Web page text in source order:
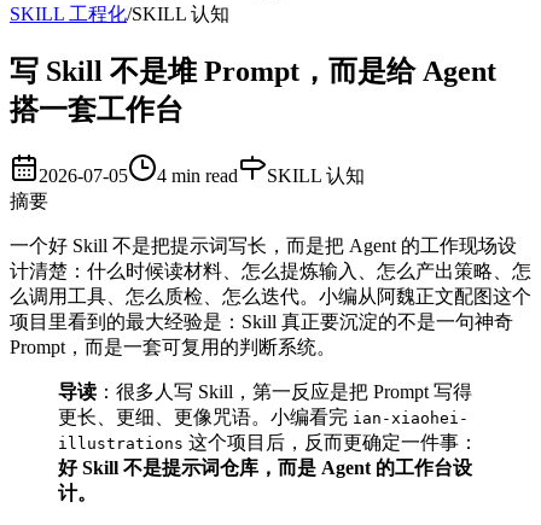
SKILL 工程化/SKILL 认知
写 Skill 不是堆 Prompt，而是给 Agent
搭一套工作台
2026-07-05 4 min read
SKILL 认知
摘要
一个好 Skill 不是把提示词写长，而是把 Agent 的工作现场设
计清楚：什么时候读材料、怎么提炼输入、怎么产出策略、怎
么调用工具、怎么质检、怎么迭代。小编从阿魏正文配图这个
项目里看到的最大经验是：Skill 真正要沉淀的不是一句神奇
Prompt，而是一套可复用的判断系统。
导读 ：很多人写 Skill，第一反应是把 Prompt 写得
更长、更细、更像咒语。小编看完 ian-xiaohei-
illustrations 这个项目后，反而更确定一件事：
好 Skill 不是提示词仓库，而是 Agent 的工作台设
计。